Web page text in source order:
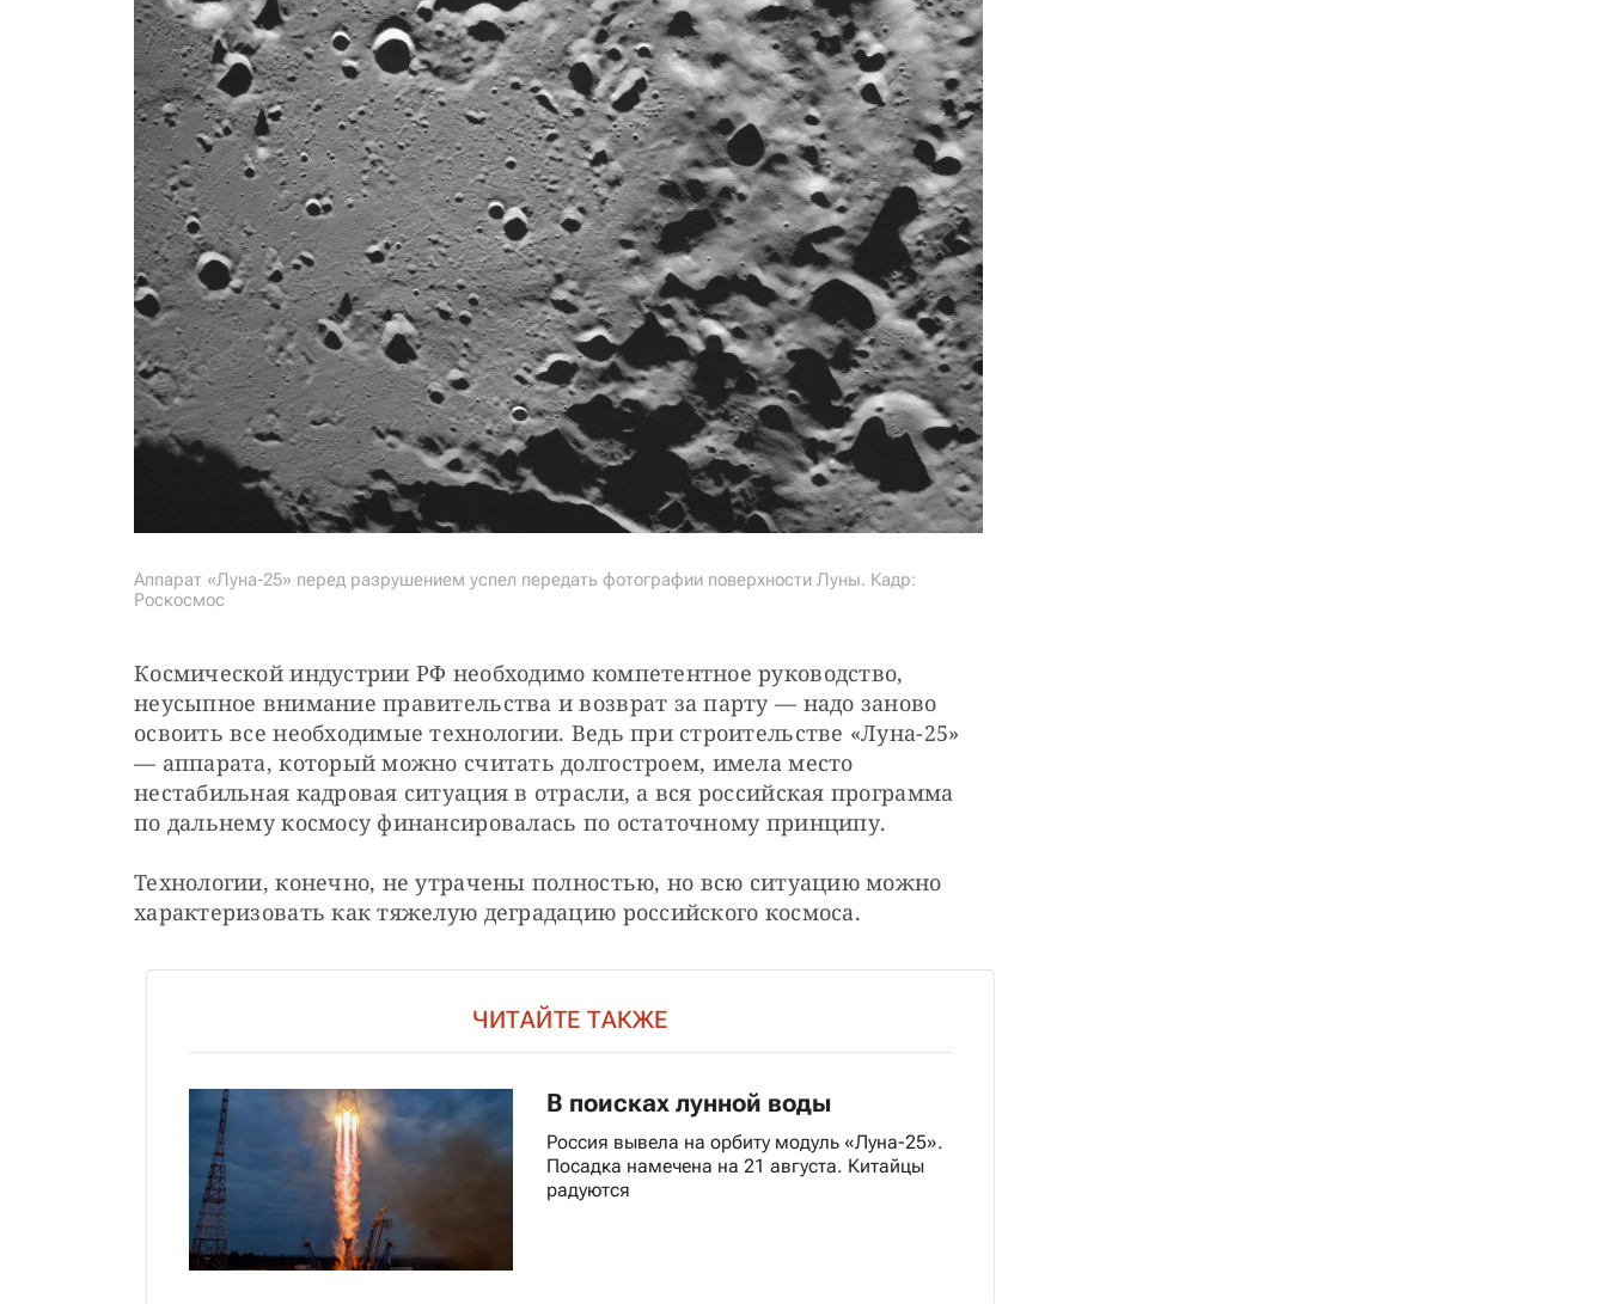
Аппарат «Луна-25» перед разрушением успел передать фотографии поверхности Луны. Кадр:
Роскосмос
Космической индустрии РФ необходимо компетентное руководство,
неусыпное внимание правительства и возврат за парту — надо заново
освоить все необходимые технологии. Ведь при строительстве «Луна-25»
— аппарата, который можно считать долгостроем, имела место
нестабильная кадровая ситуация в отрасли, а вся российская программа
по дальнему космосу финансировалась по остаточному принципу.
Технологии, конечно, не утрачены полностью, но всю ситуацию можно
характеризовать как тяжелую деградацию российского космоса.
ЧИТАЙТЕ ТАКЖЕ
В поисках лунной воды
Россия вывела на орбиту модуль «Луна-25».
Посадка намечена на 21 августа. Китайцы
радуются